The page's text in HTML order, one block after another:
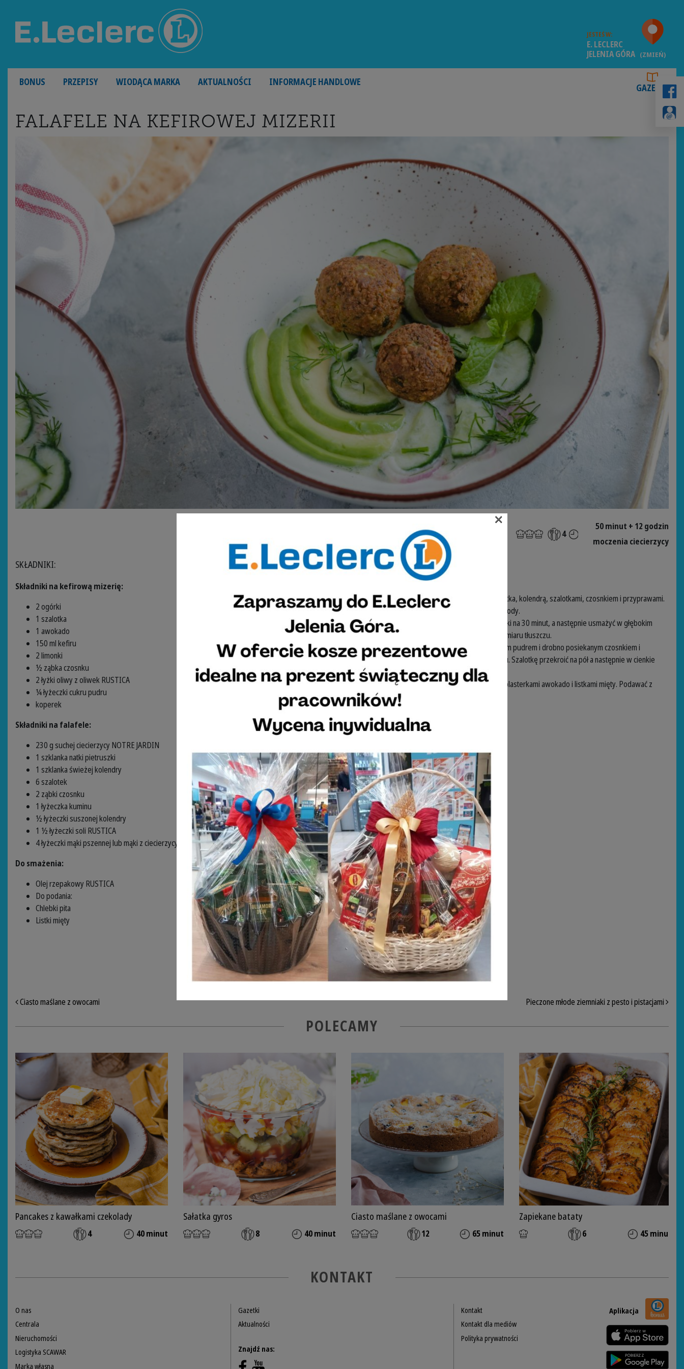
JESTEŚ W:
E. LECLERC
JELENIA GÓRA (ZMIEŃ)
BONUS PRZEPISY WIODĄCA MARKA AKTUALNOŚCI INFORMACJE HANDLOWE GAZETKI
FALAFELE NA KEFIROWEJ MIZERII
4
50 minut + 12 godzin
moczenia ciecierzycy
SKŁADNIKI:
Składniki na kefirową mizerię:
2 ogórki
1 szalotka
1 awokado
150 ml kefiru
2 limonki
½ ząbka czosnku
2 łyżki oliwy z oliwek RUSTICA
¼ łyżeczki cukru pudru
koperek
Składniki na falafele:
230 g suchej ciecierzycy NOTRE JARDIN
1 szklanka natki pietruszki
1 szklanka świeżej kolendry
6 szalotek
2 ząbki czosnku
1 łyżeczka kuminu
½ łyżeczki suszonej kolendry
1 ½ łyżeczki soli RUSTICA
4 łyżeczki mąki pszennej lub mąki z ciecierzycy
Do smażenia:
Olej rzepakowy RUSTICA
Do podania:
Chlebki pita
Listki mięty
SPOSÓB PRZYGOTOWANIA:
Następnego dnia odsączyć ciecierzycę. Zmielić w maszynce do mięsa, razem z natka, kolendrą, szalotkami, czosnkiem i przyprawami.
Dodać mąkę i wyrobić rękami. Gdyby masa się nie lepiła można dodać odrobinę wody.
Z masy uformować małe falafele wielkości orzecha włoskiego. Odłożyć do lodówki na 30 minut, a następnie usmażyć w głębokim
tłuszczu. Usmażone falafele odkładać na ręczniki papierowe, żeby odciekły z nadmiaru tłuszczu.
Przygotować kefirową mizerię: kefir wymieszać z sokiem z limonek, oliwą, cukrem pudrem i drobno posiekanym czosnkiem i
koperkiem. Ogórki przekroić na pół a następnie pokroić w plastry, dodać do kefiru. Szalotkę przekroić na pół a następnie w cienkie
piórka, dodać do kefiru. Wszystko wymieszać, przyprawić solą i pieprzem.
Do miseczek nałożyć kefirową mizerię, na to ułożyć ciepłe falafele. Udekorować plasterkami awokado i listkami mięty. Podawać z
chlebkiem pita.
NAWIGACJA PO ARTYKUŁACH
Ciasto maślane z owocami Pieczone młode ziemniaki z pesto i pistacjami
POLECAMY
Pancakes z kawałkami czekolady
4 40 minut
Sałatka gyros
8 40 minut
Ciasto maślane z owocami
12 65 minut
Zapiekane bataty
6 45 minut
KONTAKT
O nas
Centrala
Nieruchomości
Logistyka SCAWAR
Marka własna
Gazetki
Aktualności
Znajdź nas:
Kontakt
Kontakt dla mediów
Polityka prywatności
Aplikacja
×